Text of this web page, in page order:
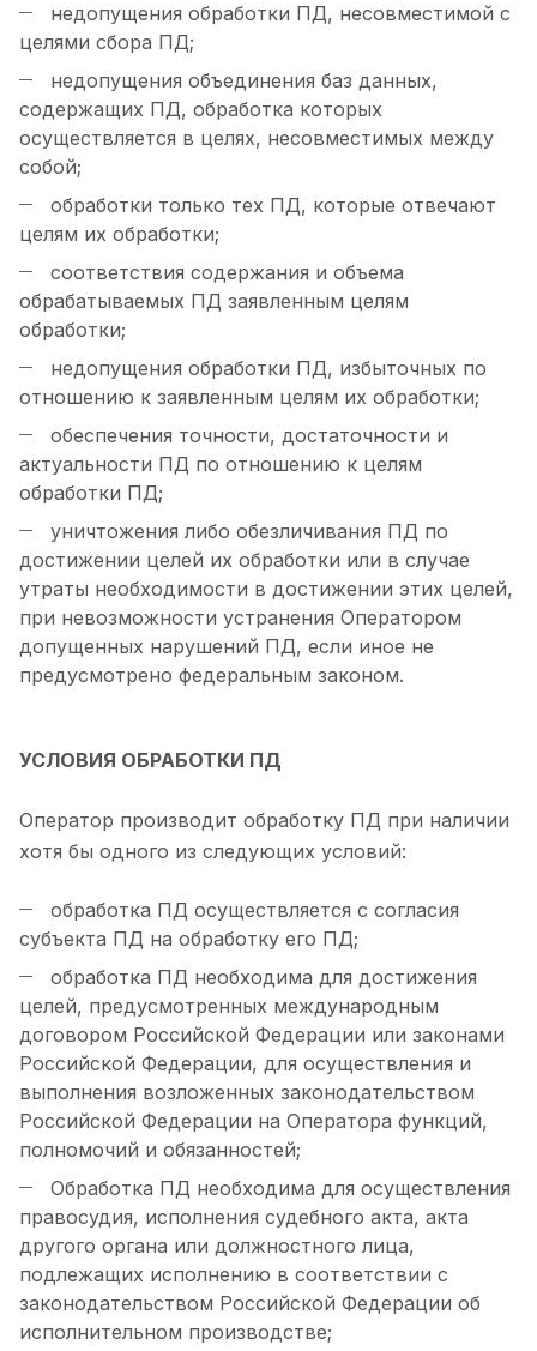
недопущения обработки ПД, несовместимой с
целями сбора ПД;
недопущения объединения баз данных,
содержащих ПД, обработка которых
осуществляется в целях, несовместимых между
собой;
обработки только тех ПД, которые отвечают
целям их обработки;
соответствия содержания и объема
обрабатываемых ПД заявленным целям
обработки;
недопущения обработки ПД, избыточных по
отношению к заявленным целям их обработки;
обеспечения точности, достаточности и
актуальности ПД по отношению к целям
обработки ПД;
уничтожения либо обезличивания ПД по
достижении целей их обработки или в случае
утраты необходимости в достижении этих целей,
при невозможности устранения Оператором
допущенных нарушений ПД, если иное не
предусмотрено федеральным законом.
УСЛОВИЯ ОБРАБОТКИ ПД
Оператор производит обработку ПД при наличии
хотя бы одного из следующих условий:
обработка ПД осуществляется с согласия
субъекта ПД на обработку его ПД;
обработка ПД необходима для достижения
целей, предусмотренных международным
договором Российской Федерации или законами
Российской Федерации, для осуществления и
выполнения возложенных законодательством
Российской Федерации на Оператора функций,
полномочий и обязанностей;
Обработка ПД необходима для осуществления
правосудия, исполнения судебного акта, акта
другого органа или должностного лица,
подлежащих исполнению в соответствии с
законодательством Российской Федерации об
исполнительном производстве;